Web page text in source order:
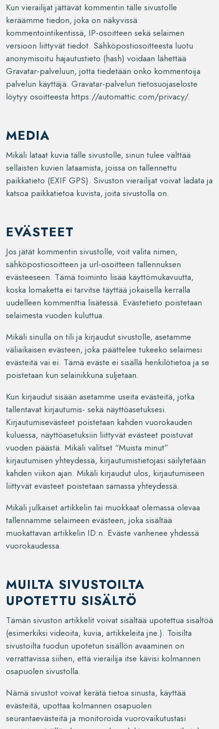
Kun vierailijat jättävät kommentin tälle sivustolle
keräämme tiedon, joka on näkyvissä
kommentointikentissä, IP-osoitteen sekä selaimen
versioon liittyvät tiedot. Sähköpostiosoitteesta luotu
anonymisoitu hajautustieto (hash) voidaan lähettää
Gravatar-palveluun, jotta tiedetään onko kommentoija
palvelun käyttäjä. Gravatar-palvelun tietosuojaseloste
löytyy osoitteesta https://automattic.com/privacy/.
MEDIA
Mikäli lataat kuvia tälle sivustolle, sinun tulee välttää
sellaisten kuvien lataamista, joissa on tallennettu
paikkatieto (EXIF GPS). Sivuston vierailijat voivat ladata ja
katsoa paikkatietoa kuvista, joita sivustolla on.
EVÄSTEET
Jos jätät kommentin sivustolle, voit valita nimen,
sähköpostiosoitteen ja url-osoitteen tallennuksen
evästeeseen. Tämä toiminto lisää käyttömukavuutta,
koska lomaketta ei tarvitse täyttää jokaisella kerralla
uudelleen kommenttia lisätessä. Evästetieto poistetaan
selaimesta vuoden kuluttua.
Mikäli sinulla on tili ja kirjaudut sivustolle, asetamme
väliaikaisen evästeen, joka päättelee tukeeko selaimesi
evästeitä vai ei. Tämä eväste ei sisällä henkilötietoa ja se
poistetaan kun selainikkuna suljetaan.
Kun kirjaudut sisään asetamme useita evästeitä, jotka
tallentavat kirjautumis- sekä näyttöasetuksesi.
Kirjautumisevästeet poistetaan kahden vuorokauden
kuluessa, näyttöasetuksiin liittyvät evästeet poistuvat
vuoden päästä. Mikäli valitset “Muista minut”
kirjautumisen yhteydessä, kirjautumistietojasi säilytetään
kahden viikon ajan. Mikäli kirjaudut ulos, kirjautumiseen
liittyvät evästeet poistetaan samassa yhteydessä.
Mikäli julkaiset artikkelin tai muokkaat olemassa olevaa
tallennamme selaimeen evästeen, joka sisältää
muokattavan artikkelin ID:n. Eväste vanhenee yhdessä
vuorokaudessa.
MUILTA SIVUSTOILTA
UPOTETTU SISÄLTÖ
Tämän sivuston artikkelit voivat sisältää upotettua sisältöä
(esimerkiksi videoita, kuvia, artikkeleita jne.). Toisilta
sivustoilta tuodun upotetun sisällön avaaminen on
verrattavissa siihen, että vierailija itse kävisi kolmannen
osapuolen sivustolla.
Nämä sivustot voivat kerätä tietoa sinusta, käyttää
evästeitä, upottaa kolmannen osapuolen
seurantaevästeitä ja monitoroida vuorovaikutustasi